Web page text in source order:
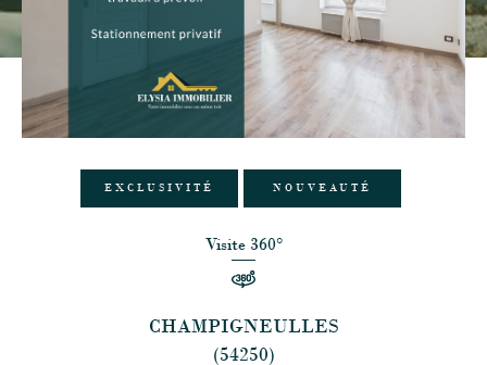
EXCLUSIVITÉ NOUVEAUTÉ
Visite 360°
CHAMPIGNEULLES
(54250)